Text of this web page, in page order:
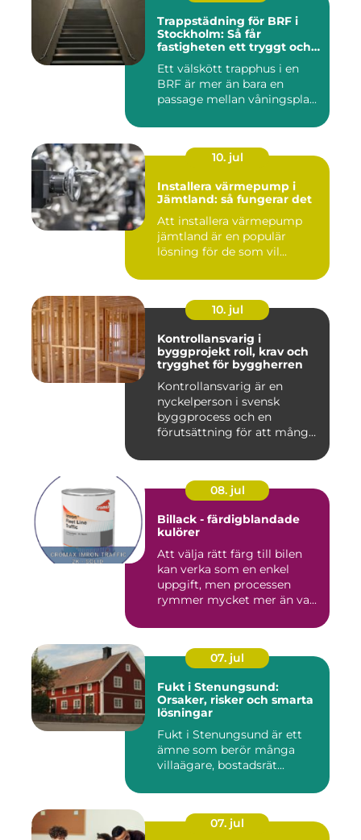
Trappstädning för BRF i
Stockholm: Så får
fastigheten ett tryggt och
Ett välskött trapphus i en
BRF är mer än bara en
passage mellan våningspla...
10. jul
Installera värmepump i
Jämtland: så fungerar det
Att installera värmepump
jämtland är en populär
lösning för de som vil...
10. jul
Kontrollansvarig i
byggprojekt roll, krav och
trygghet för byggherren
Kontrollansvarig är en
nyckelperson i svensk
byggprocess och en
förutsättning för att många
08. jul
Billack - färdigblandade
kulörer
Att välja rätt färg till bilen
kan verka som en enkel
uppgift, men processen
rymmer mycket mer än va...
07. jul
Fukt i Stenungsund:
Orsaker, risker och smarta
lösningar
Fukt i Stenungsund är ett
ämne som berör många
villaägare, bostadsrät...
07. jul